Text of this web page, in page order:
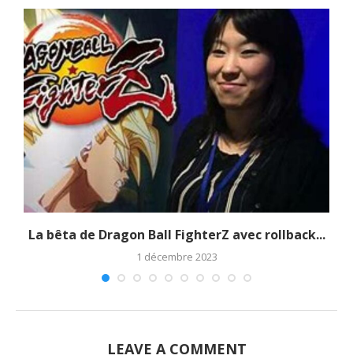
La bêta de Dragon Ball FighterZ avec rollback...
1 décembre 2023
LEAVE A COMMENT